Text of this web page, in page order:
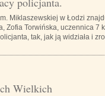
Miklaszewskiej w Łodzi
Zofia Torwińska, uczennica 7
tak, jak ją widziała i
Wielkich